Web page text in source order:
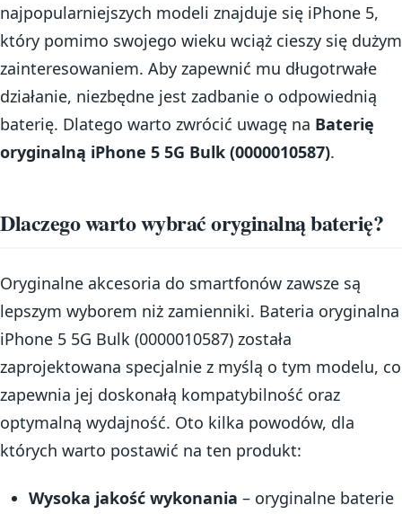
najpopularniejszych modeli znajduje się iPhone 5,
który pomimo swojego wieku wciąż cieszy się dużym
zainteresowaniem. Aby zapewnić mu długotrwałe
działanie, niezbędne jest zadbanie o odpowiednią
baterię. Dlatego warto zwrócić uwagę na Baterię
oryginalną iPhone 5 5G Bulk (0000010587).
Dlaczego warto wybrać oryginalną baterię?
Oryginalne akcesoria do smartfonów zawsze są
lepszym wyborem niż zamienniki. Bateria oryginalna
iPhone 5 5G Bulk (0000010587) została
zaprojektowana specjalnie z myślą o tym modelu, co
zapewnia jej doskonałą kompatybilność oraz
optymalną wydajność. Oto kilka powodów, dla
których warto postawić na ten produkt:
Wysoka jakość wykonania – oryginalne baterie